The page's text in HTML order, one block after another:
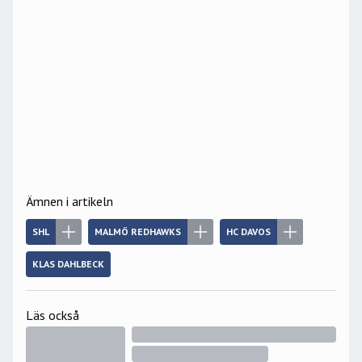
Ämnen i artikeln
SHL MALMÖ REDHAWKS HC DAVOS
KLAS DAHLBECK
Läs också